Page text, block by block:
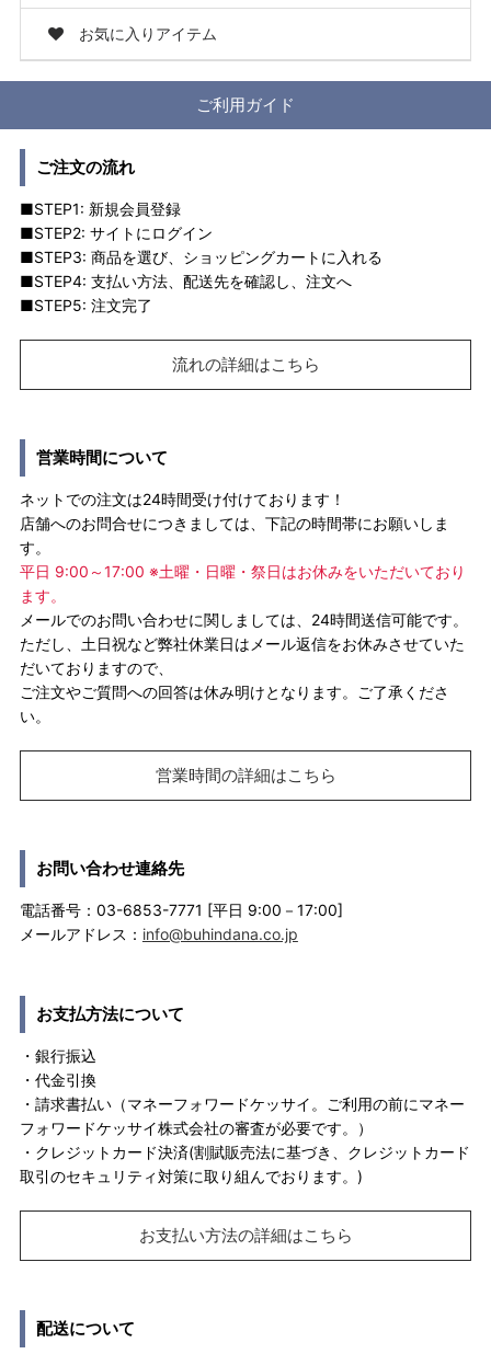
お気に入りアイテム
ご利用ガイド
ご注文の流れ
■STEP1: 新規会員登録
■STEP2: サイトにログイン
■STEP3: 商品を選び、ショッピングカートに入れる
■STEP4: 支払い方法、配送先を確認し、注文へ
■STEP5: 注文完了
流れの詳細はこちら
営業時間について
ネットでの注文は24時間受け付けております！
店舗へのお問合せにつきましては、下記の時間帯にお願いしま
す。
平日 9:00～17:00 ※土曜・日曜・祭日はお休みをいただいており
ます。
メールでのお問い合わせに関しましては、24時間送信可能です。
ただし、土日祝など弊社休業日はメール返信をお休みさせていた
だいておりますので、
ご注文やご質問への回答は休み明けとなります。ご了承くださ
い。
営業時間の詳細はこちら
お問い合わせ連絡先
電話番号：03-6853-7771 [平日 9:00－17:00]
メールアドレス： info@buhindana.co.jp
お支払方法について
・銀行振込
・代金引換
・請求書払い（マネーフォワードケッサイ。ご利用の前にマネー
フォワードケッサイ株式会社の審査が必要です。）
・クレジットカード決済(割賦販売法に基づき、クレジットカード
取引のセキュリティ対策に取り組んでおります。)
お支払い方法の詳細はこちら
配送について